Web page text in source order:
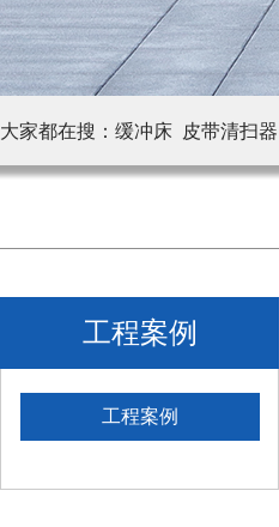
大家都在搜： 缓冲床 皮带清扫器
工程案例
工程案例